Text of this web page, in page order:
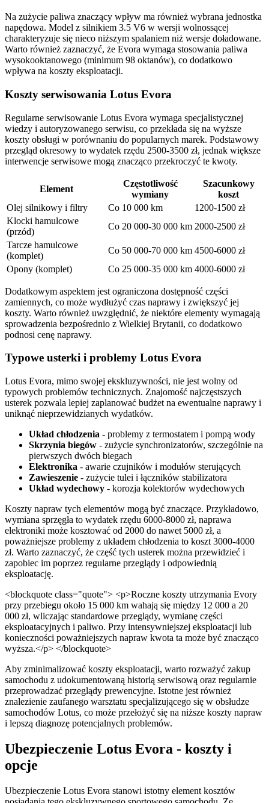
Na zużycie paliwa znaczący wpływ ma również wybrana jednostka
napędowa. Model z silnikiem 3.5 V6 w wersji wolnossącej
charakteryzuje się nieco niższym spalaniem niż wersje doładowane.
Warto również zaznaczyć, że Evora wymaga stosowania paliwa
wysokooktanowego (minimum 98 oktanów), co dodatkowo
wpływa na koszty eksploatacji.
Koszty serwisowania Lotus Evora
Regularne serwisowanie Lotus Evora wymaga specjalistycznej
wiedzy i autoryzowanego serwisu, co przekłada się na wyższe
koszty obsługi w porównaniu do popularnych marek. Podstawowy
przegląd okresowy to wydatek rzędu 2500-3500 zł, jednak większe
interwencje serwisowe mogą znacząco przekroczyć te kwoty.
Element
Częstotliwość
wymiany
Szacunkowy
koszt
Olej silnikowy i filtry
Co 10 000 km
1200-1500 zł
Klocki hamulcowe
(przód)
Co 20 000-30 000 km 2000-2500 zł
Tarcze hamulcowe
(komplet)
Co 50 000-70 000 km 4500-6000 zł
Opony (komplet)
Co 25 000-35 000 km 4000-6000 zł
Dodatkowym aspektem jest ograniczona dostępność części
zamiennych, co może wydłużyć czas naprawy i zwiększyć jej
koszty. Warto również uwzględnić, że niektóre elementy wymagają
sprowadzenia bezpośrednio z Wielkiej Brytanii, co dodatkowo
podnosi cenę naprawy.
Typowe usterki i problemy Lotus Evora
Lotus Evora, mimo swojej ekskluzywności, nie jest wolny od
typowych problemów technicznych. Znajomość najczęstszych
usterek pozwala lepiej zaplanować budżet na ewentualne naprawy i
uniknąć nieprzewidzianych wydatków.
Układ chłodzenia - problemy z termostatem i pompą wody
Skrzynia biegów - zużycie synchronizatorów, szczególnie na
pierwszych dwóch biegach
Elektronika - awarie czujników i modułów sterujących
Zawieszenie - zużycie tulei i łączników stabilizatora
Układ wydechowy - korozja kolektorów wydechowych
Koszty napraw tych elementów mogą być znaczące. Przykładowo,
wymiana sprzęgła to wydatek rzędu 6000-8000 zł, naprawa
elektroniki może kosztować od 2000 do nawet 5000 zł, a
poważniejsze problemy z układem chłodzenia to koszt 3000-4000
zł. Warto zaznaczyć, że część tych usterek można przewidzieć i
zapobiec im poprzez regularne przeglądy i odpowiednią
eksploatację.
<blockquote class="quote"> <p>Roczne koszty utrzymania Evory
przy przebiegu około 15 000 km wahają się między 12 000 a 20
000 zł, wliczając standardowe przeglądy, wymianę części
eksploatacyjnych i paliwo. Przy intensywniejszej eksploatacji lub
konieczności poważniejszych napraw kwota ta może być znacząco
wyższa.</p> </blockquote>
Aby zminimalizować koszty eksploatacji, warto rozważyć zakup
samochodu z udokumentowaną historią serwisową oraz regularnie
przeprowadzać przeglądy prewencyjne. Istotne jest również
znalezienie zaufanego warsztatu specjalizującego się w obsłudze
samochodów Lotus, co może przełożyć się na niższe koszty napraw
i lepszą diagnozę potencjalnych problemów.
Ubezpieczenie Lotus Evora - koszty i
opcje
Ubezpieczenie Lotus Evora stanowi istotny element kosztów